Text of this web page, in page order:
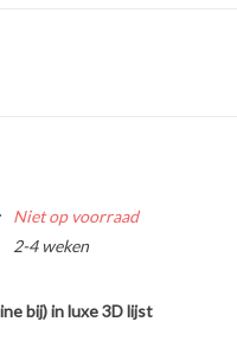
Niet op voorraad
2-4 weken
bij) in luxe 3D lijst